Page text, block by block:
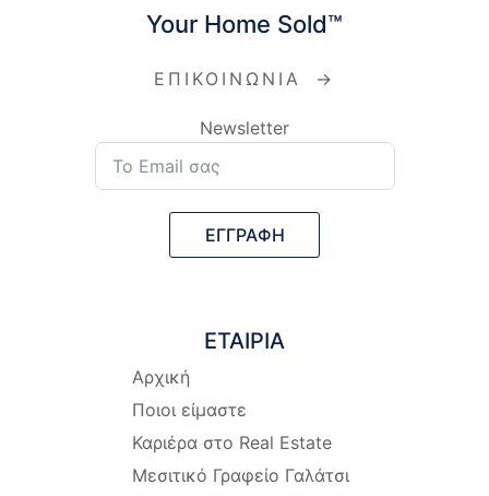
Your Home Sold™
ΕΠΙΚΟΙΝΩΝΙΑ →
Newsletter
ΕΓΓΡΑΦΗ
ΕΤΑΙΡΙΑ
Αρχική
Ποιοι είμαστε
Καριέρα στο Real Estate
Μεσιτικό Γραφείο Γαλάτσι